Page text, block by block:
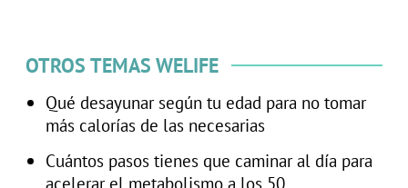
OTROS TEMAS WELIFE
Qué desayunar según tu edad para no tomar
más calorías de las necesarias
Cuántos pasos tienes que caminar al día para
acelerar el metabolismo a los 50